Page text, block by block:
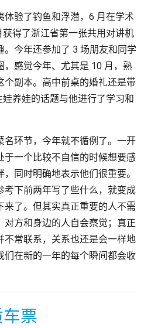
体验了钓鱼和浮潜，6 月在学术
得了浙江省第一张共用对讲机
。今年还参加了 3 场朋友和同学
，感觉今年、尤其是 10 月，熟
个副本。高中前桌的婚礼还是带
养娃的话题与他进行了学习和
名环节，今年就不循例了。一开
于一个比较不自信的时候想要感
同时明确地表示他们很重要。
考下前两年写了些什么，就变成
来了。但其实真正重要的人不需
对方和身边的人自会察觉；真正
不常联系，关系也还是会一样地
们在新的一年的每个瞬间都会收
票